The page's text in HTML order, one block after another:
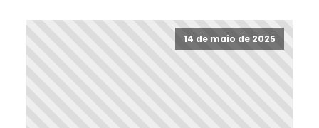
14 de maio de 2025